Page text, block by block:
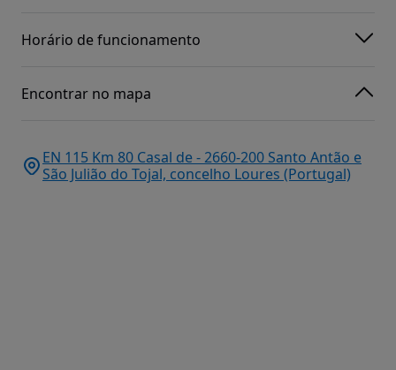
Horário de funcionamento
Encontrar no mapa
EN 115 Km 80 Casal de - 2660-200 Santo Antão e
São Julião do Tojal, concelho Loures (Portugal)